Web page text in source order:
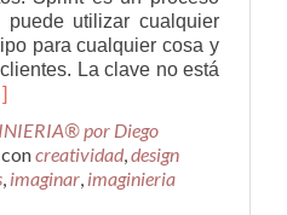
utilizar cualquier
para cualquier cosa y
La clave no está
por Diego
creatividad,design
, imaginar, imaginieria